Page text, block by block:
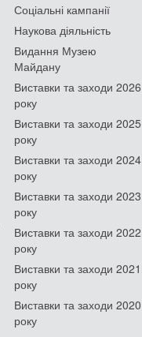
Соціальні кампанії
Наукова діяльність
Видання Музею
Майдану
Виставки та заходи 2026
року
Виставки та заходи 2025
року
Виставки та заходи 2024
року
Виставки та заходи 2023
року
Виставки та заходи 2022
року
Виставки та заходи 2021
року
Виставки та заходи 2020
року